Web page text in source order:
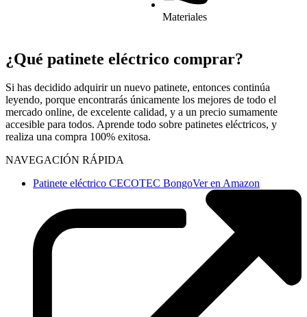
Materiales
¿Qué patinete eléctrico comprar?
Si has decidido adquirir un nuevo patinete, entonces continúa
leyendo, porque encontrarás únicamente los mejores de todo el
mercado online, de excelente calidad, y a un precio sumamente
accesible para todos. Aprende todo sobre patinetes eléctricos, y
realiza una compra 100% exitosa.
NAVEGACIÓN RÁPIDA
Patinete eléctrico CECOTEC BongoVer en Amazon